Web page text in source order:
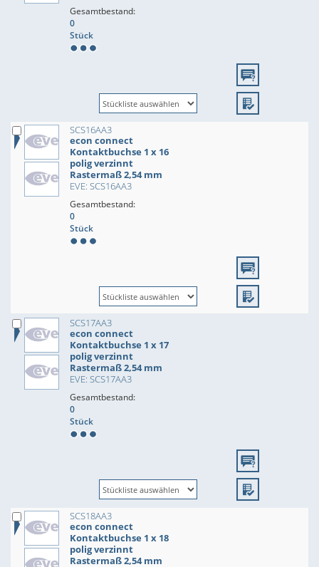
Gesamtbestand:
0
Stück
SCS16AA3
econ connect
Kontaktbuchse 1 x 16
polig verzinnt
Rastermaß 2,54 mm
EVE: SCS16AA3
Gesamtbestand:
0
Stück
SCS17AA3
econ connect
Kontaktbuchse 1 x 17
polig verzinnt
Rastermaß 2,54 mm
EVE: SCS17AA3
Gesamtbestand:
0
Stück
SCS18AA3
econ connect
Kontaktbuchse 1 x 18
polig verzinnt
Rastermaß 2,54 mm